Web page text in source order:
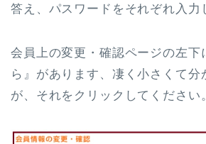
答え、パスワードをそれぞれ入力
会員上の変更・確認ページの左下
ら』があります、凄く小さくて分
が、それをクリックしてください。